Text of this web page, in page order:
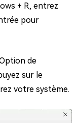
+ R, entrez
pour
de
sur le
votre système.